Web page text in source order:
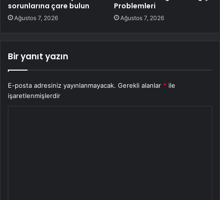
sorunlarına çare bulun
Ağustos 7, 2026
Problemleri
Ağustos 7, 2026
Bir yanıt yazın
E-posta adresiniz yayınlanmayacak. Gerekli alanlar * ile
işaretlenmişlerdir